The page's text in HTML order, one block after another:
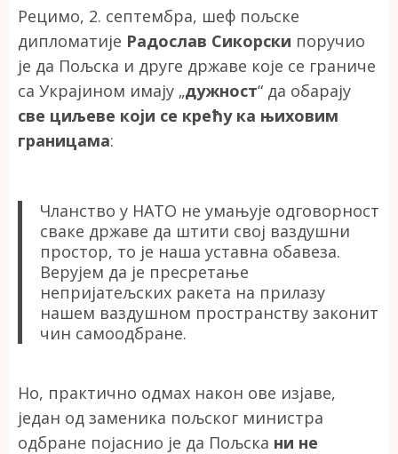
Рецимо, 2. септембра, шеф пољске
дипломатије Радослав Сикорски поручио
је да Пољска и друге државе које се граниче
са Украјином имају „дужност“ да обарају
све циљеве који се крећу ка њиховим
границама:
Чланство у НАТО не умањује одговорност
сваке државе да штити свој ваздушни
простор, то је наша уставна обавеза.
Верујем да је пресретање
непријатељских ракета на прилазу
нашем ваздушном пространству законит
чин самоодбране.
Но, практично одмах након ове изјаве,
један од заменика пољског министра
одбране појаснио је да Пољска ни не